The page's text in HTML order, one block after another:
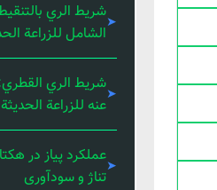
شريط الري
الشامل للزراعة
شريط الري
عنه للزراعة
عملکرد پیاز در
تناژ و سودآوری